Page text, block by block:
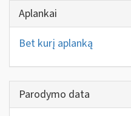
Aplankai
Bet kurį aplanką
Parodymo data